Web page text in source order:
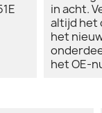
in acht.
altijd het
het
het OE-